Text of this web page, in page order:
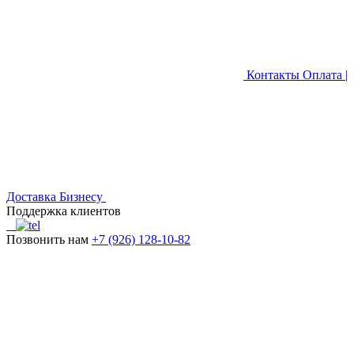
Контакты Оплата |
Доставка Бизнесу
Поддержка клиентов
Позвонить нам +7 (926) 128-10-82